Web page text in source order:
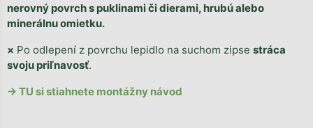
nerovný povrch s puklinami či dierami, hrubú alebo
minerálnu omietku.
× Po odlepení z povrchu lepidlo na suchom zipse stráca
svoju priľnavosť.
→ TU si stiahnete montážny návod